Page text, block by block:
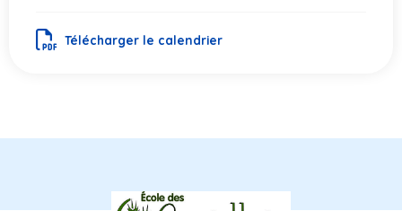
Télécharger le calendrier